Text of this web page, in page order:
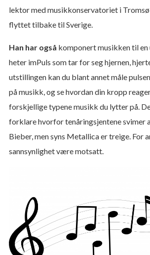
lektor med musikkonservatoriet i Tromsø
flyttet tilbake til Sverige.
Han har også komponert musikken til
heter imPuls som tar for seg hjernen,
utstillingen kan du blant annet måle
på musikk, og se hvordan din kropp
forskjellige typene musikk du lytter på.
forklare hvorfor tenåringsjentene svimer
Bieber, men syns Metallica er treige. For
sannsynlighet være motsatt.